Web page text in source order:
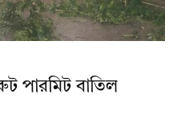
পারমিট বাতিল